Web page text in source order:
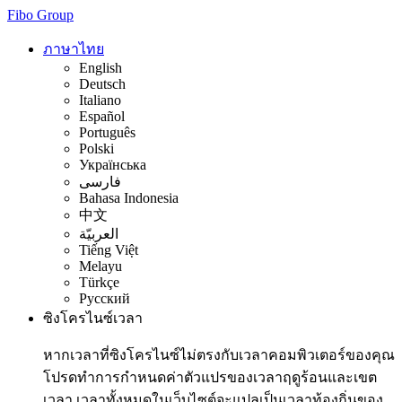
Fibo Group
ภาษาไทย
English
Deutsch
Italiano
Español
Português
Polski
Українська
فارسی
Bahasa Indonesia
中文
العربيّة
Tiếng Việt
Melayu
Türkçe
Русский
ซิงโครไนซ์เวลา
หากเวลาที่ซิงโครไนซ์ไม่ตรงกับเวลาคอมพิวเตอร์ของคุณ
โปรดทำการกำหนดค่าตัวแปรของเวลาฤดูร้อนและเขต